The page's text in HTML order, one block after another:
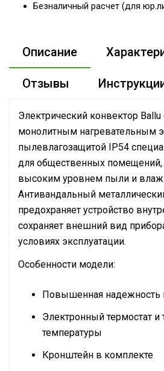
Безналичный расчет (для
Описание
Отзывы
Электрический конвектор
монолитным нагревательным
пылевлагозащитой IP54
для общественных помещений,
высоким уровнем пыли и
Антивандальный
предохраняет устройство
сохраняет внешний вид
условиях эксплуатации.
Особенности модели:
Повышенная надежность
Электронный термостат и
температуры
Кронштейн в комплекте